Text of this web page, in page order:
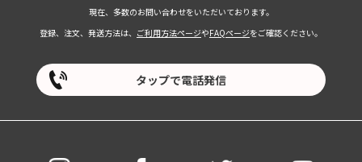
現在、多数のお問い合わせをいただいております。
登録、注文、発送方法は、 ご利用方法ページやFAQページをご確認ください。
タップで電話発信